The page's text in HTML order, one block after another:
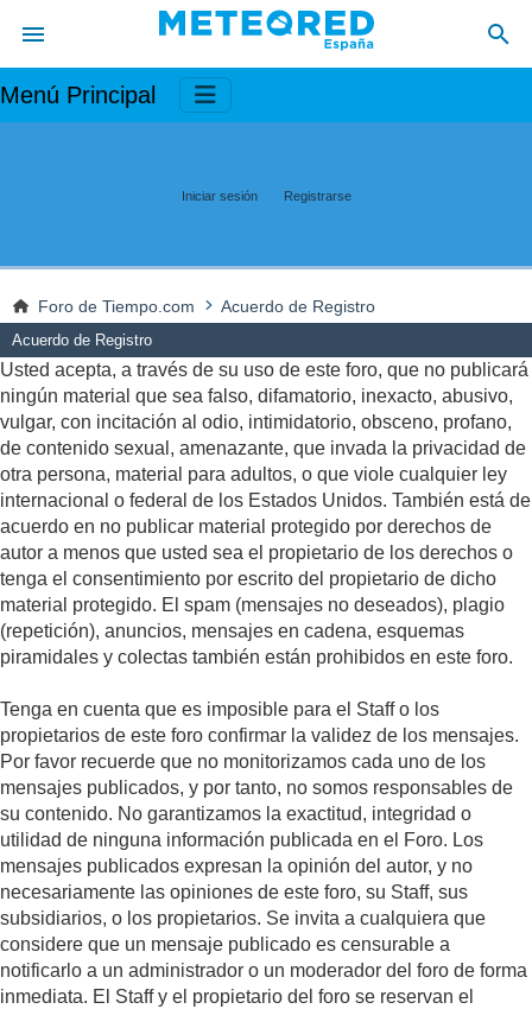
Menú Principal
Iniciar sesión Registrarse
Foro de Tiempo.com Acuerdo de Registro
Acuerdo de Registro
Usted acepta, a través de su uso de este foro, que no publicará
ningún material que sea falso, difamatorio, inexacto, abusivo,
vulgar, con incitación al odio, intimidatorio, obsceno, profano,
de contenido sexual, amenazante, que invada la privacidad de
otra persona, material para adultos, o que viole cualquier ley
internacional o federal de los Estados Unidos. También está de
acuerdo en no publicar material protegido por derechos de
autor a menos que usted sea el propietario de los derechos o
tenga el consentimiento por escrito del propietario de dicho
material protegido. El spam (mensajes no deseados), plagio
(repetición), anuncios, mensajes en cadena, esquemas
piramidales y colectas también están prohibidos en este foro.
Tenga en cuenta que es imposible para el Staff o los
propietarios de este foro confirmar la validez de los mensajes.
Por favor recuerde que no monitorizamos cada uno de los
mensajes publicados, y por tanto, no somos responsables de
su contenido. No garantizamos la exactitud, integridad o
utilidad de ninguna información publicada en el Foro. Los
mensajes publicados expresan la opinión del autor, y no
necesariamente las opiniones de este foro, su Staff, sus
subsidiarios, o los propietarios. Se invita a cualquiera que
considere que un mensaje publicado es censurable a
notificarlo a un administrador o un moderador del foro de forma
inmediata. El Staff y el propietario del foro se reservan el